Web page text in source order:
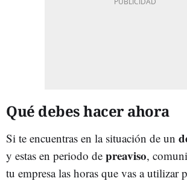
Qué debes hacer ahora
Si te encuentras en la situación de un
y estas en periodo de preaviso,
tu empresa las horas que vas a utilizar